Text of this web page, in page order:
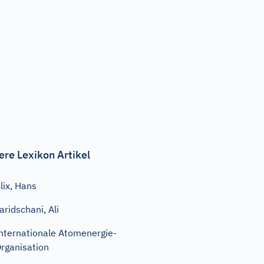
Lexikon Artikel
Hans
Ali
Atomenergie-